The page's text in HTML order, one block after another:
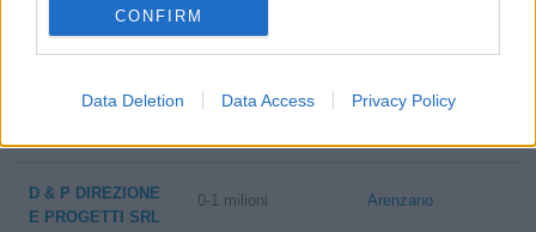
CONFIRM
Data Deletion Data Access Privacy Policy
FRANCESCO E
non pervenuto
D & P DIREZIONE
E PROGETTI SRL
0-1 milioni Arenzano